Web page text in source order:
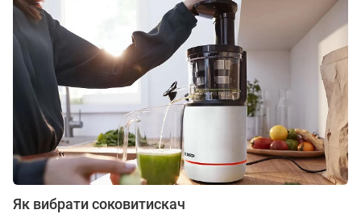
Як вибрати соковитискач